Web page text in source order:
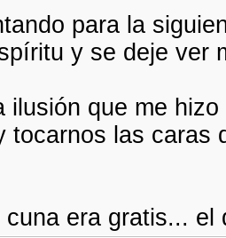
para la
y se deje ver
ilusión que me
tocarnos las caras
era gratis...